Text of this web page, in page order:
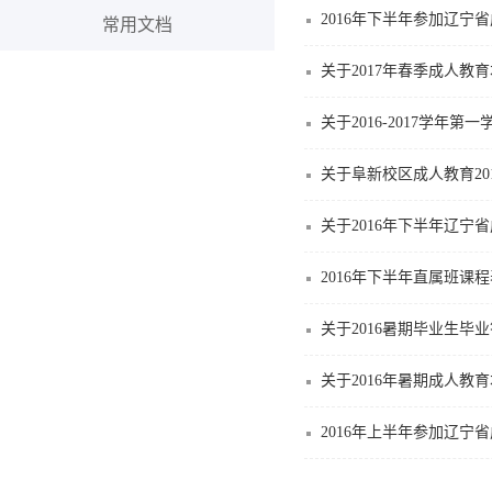
常用文档 2016年下半年参加辽宁
关于2017年春季成人教
关于2016-2017学年第一
关于阜新校区成人教育
关于2016年下半年辽宁
2016年下半年直属班课
关于2016暑期毕业生毕
关于2016年暑期成人教
2016年上半年参加辽宁